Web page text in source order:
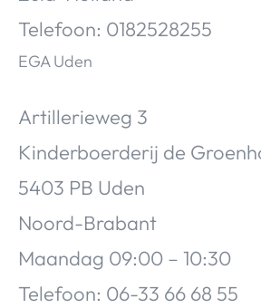
Telefoon: 0182528255
EGA Uden
Artillerieweg 3
Kinderboerderij de
5403 PB Uden
Noord-Brabant
Maandag 09:00 – 10:30
Telefoon: 06-33 66 68 55